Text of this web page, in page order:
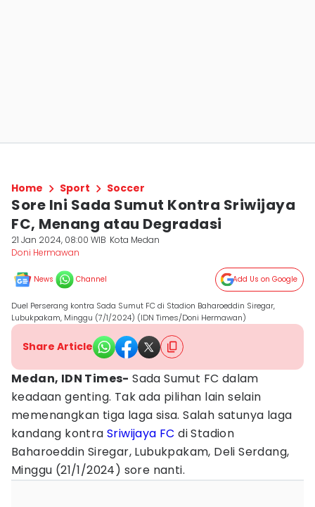
Home Sport Soccer
Sore Ini Sada Sumut Kontra Sriwijaya
FC, Menang atau Degradasi
21 Jan 2024, 08:00 WIB Kota Medan
Doni Hermawan
News Channel Add Us on Google
Duel Perserang kontra Sada Sumut FC di Stadion Baharoeddin Siregar,
Lubukpakam, Minggu (7/1/2024) (IDN Times/Doni Hermawan)
Share Article
Medan, IDN Times- Sada Sumut FC dalam
keadaan genting. Tak ada pilihan lain selain
memenangkan tiga laga sisa. Salah satunya laga
kandang kontra Sriwijaya FC di Stadion
Baharoeddin Siregar, Lubukpakam, Deli Serdang,
Minggu (21/1/2024) sore nanti.